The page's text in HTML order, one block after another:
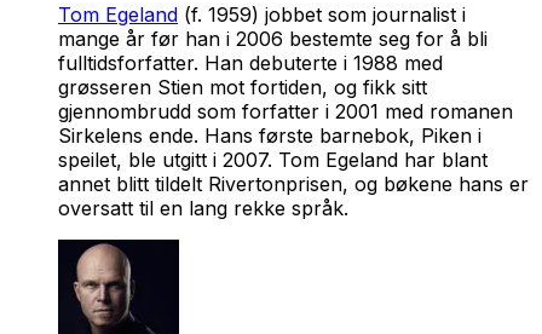
Tom Egeland (f. 1959) jobbet som journalist i
mange år før han i 2006 bestemte seg for å bli
fulltidsforfatter. Han debuterte i 1988 med
grøsseren Stien mot fortiden, og fikk sitt
gjennombrudd som forfatter i 2001 med romanen
Sirkelens ende. Hans første barnebok, Piken i
speilet, ble utgitt i 2007. Tom Egeland har blant
annet blitt tildelt Rivertonprisen, og bøkene hans er
oversatt til en lang rekke språk.